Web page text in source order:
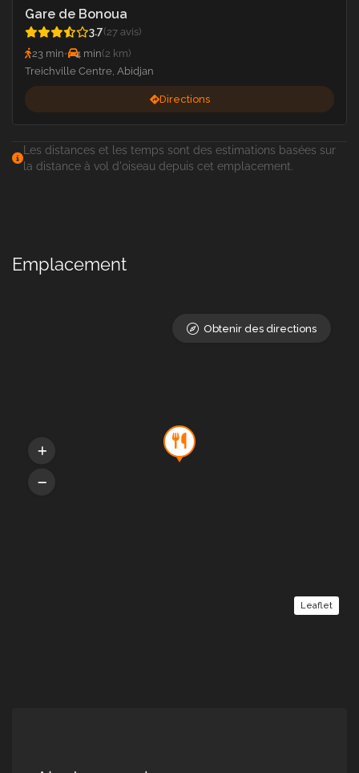
Gare de Bonoua
3.7(27 avis)
23 min• 4 min(2 km)
Treichville Centre, Abidjan
Directions
Les distances et les temps sont des estimations basées sur
la distance à vol d'oiseau depuis cet emplacement.
Emplacement
Leaflet
Obtenir des directions